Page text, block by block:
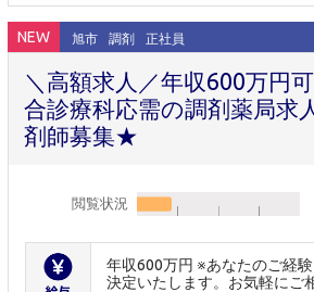
NEW 旭市 調剤 正社員
＼高額求人／年収600万円
合診療科応需の調剤薬局求
剤師募集★
閲覧状況
年収600万円 ※あなたのご経
決定いたします。お気軽にご